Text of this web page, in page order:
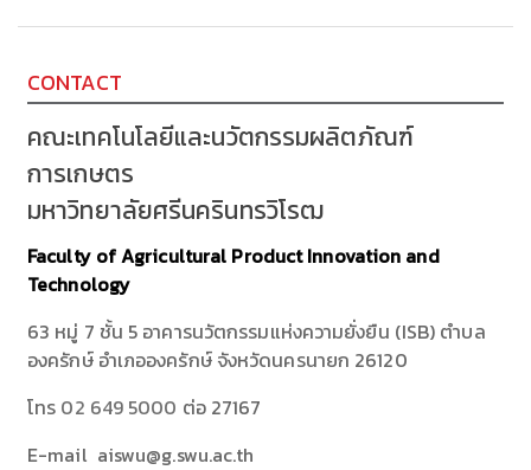
CONTACT
คณะเทคโนโลยีและนวัตกรรมผลิตภัณฑ์
การเกษตร
มหาวิทยาลัยศรีนครินทรวิโรฒ
Faculty of Agricultural Product Innovation and
Technology
63 หมู่ 7 ชั้น 5 อาคารนวัตกรรมแห่งความยั่งยืน (ISB) ตำบล
องครักษ์ อำเภอองครักษ์ จังหวัดนครนายก 26120
โทร 02 649 5000 ต่อ 27167
E-mail aiswu@g.swu.ac.th